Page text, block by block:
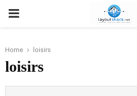
PRIMARY
Home loisirs
loisirs